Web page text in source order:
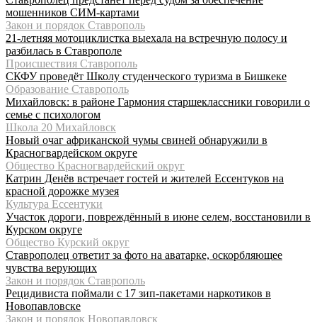
мошенников СИМ-картами
Закон и порядок Ставрополь
21-летняя мотоциклистка выехала на встречную полосу и
разбилась в Ставрополе
Происшествия Ставрополь
СКФУ проведёт Школу студенческого туризма в Бишкеке
Образование Ставрополь
Михайловск: в районе Гармония старшеклассники говорили о
семье с психологом
Школа 20 Михайловск
Новый очаг африканской чумы свиней обнаружили в
Красногвардейском округе
Общество Красногвардейский округ
Катрин Денёв встречает гостей и жителей Ессентуков на
красной дорожке музея
Культура Ессентуки
Участок дороги, повреждённый в июне селем, восстановили в
Курском округе
Общество Курский округ
Ставрополец ответит за фото на аватарке, оскорбляющее
чувства верующих
Закон и порядок Ставрополь
Рецидивиста поймали с 17 зип-пакетами наркотиков в
Новопавловске
Закон и порядок Новопавловск